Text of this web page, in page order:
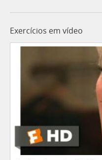
Exercícios em vídeo